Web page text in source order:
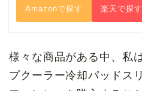
Amazonで探す 楽天で探す
様々な商品がある中、私
プクーラー冷却パッドス